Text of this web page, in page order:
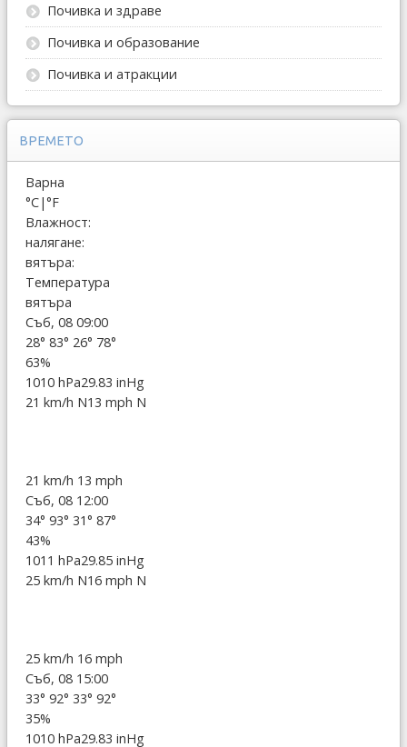
Почивка и здраве
Почивка и образование
Почивка и атракции
ВРЕМЕТО
Варна
°C|°F
Влажност:
налягане:
вятъра:
Температура
вятъра
Съб, 08 09:00
28° 83° 26° 78°
63%
1010 hPa29.83 inHg
21 km/h N13 mph N
21 km/h 13 mph
Съб, 08 12:00
34° 93° 31° 87°
43%
1011 hPa29.85 inHg
25 km/h N16 mph N
25 km/h 16 mph
Съб, 08 15:00
33° 92° 33° 92°
35%
1010 hPa29.83 inHg